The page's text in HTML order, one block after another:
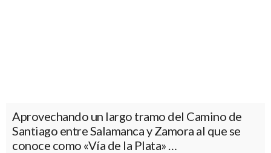
Aprovechando un largo tramo del Camino de
Santiago entre Salamanca y Zamora al que se
conoce como «Vía de la Plata» …